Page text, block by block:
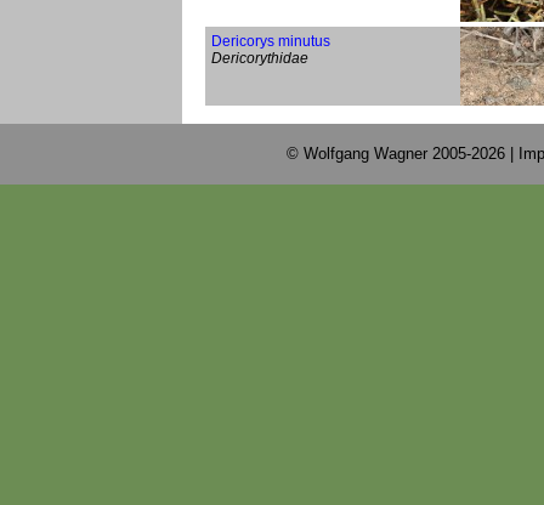
Dericorys minutus
Dericorythidae
© Wolfgang Wagner 2005-2026 |